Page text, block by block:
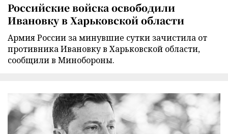
Российские войска освободили
Ивановку в Харьковской области
Армия России за минувшие сутки зачистила от
противника Ивановку в Харьковской области,
сообщили в Минобороны.